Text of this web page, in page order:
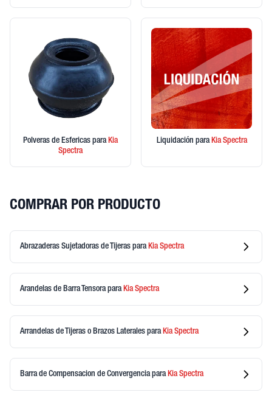
Polveras de Esfericas paraKia
Spectra
Liquidación paraKiaSpectra
COMPRAR POR PRODUCTO
Abrazaderas Sujetadoras de Tijeras para KiaSpectra
Arandelas de Barra Tensorapara KiaSpectra
Arrandelas de Tijeras o Brazos Laterales para KiaSpectra
Barra de Compensacion de Convergenciapara KiaSpectra